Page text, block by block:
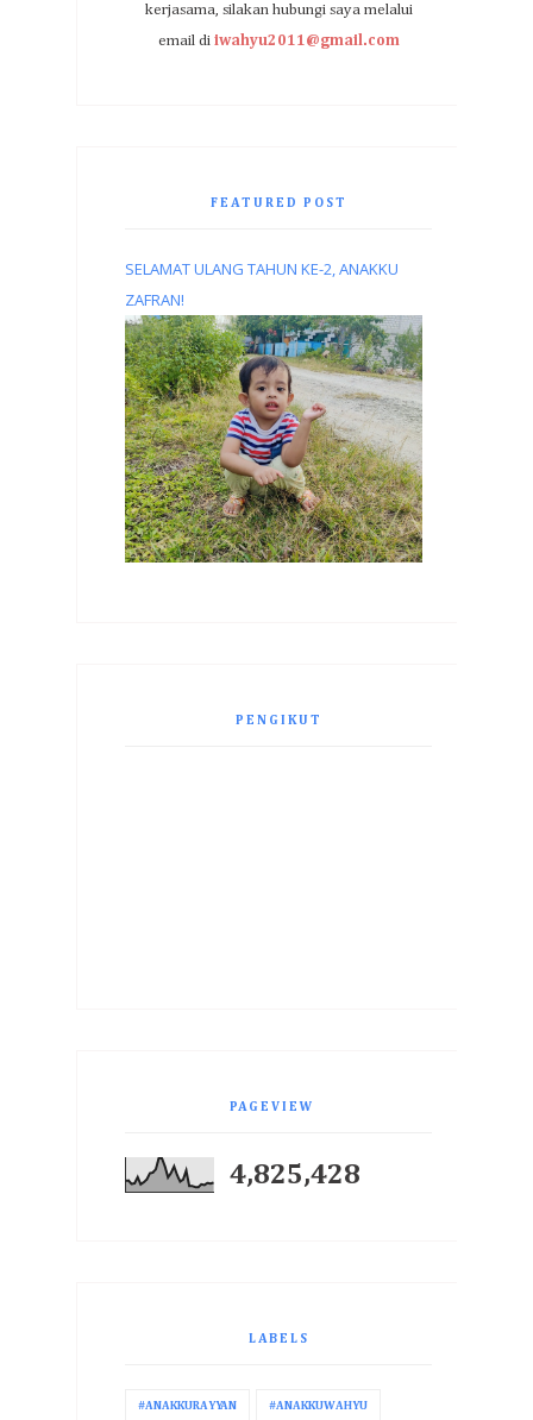
kerjasama, silakan hubungi saya melalui
email di iwahyu2011@gmail.com
FEATURED POST
SELAMAT ULANG TAHUN KE-2, ANAKKU
ZAFRAN!
PENGIKUT
PAGEVIEW
4,825,428
LABELS
#ANAKKURAYYAN #ANAKKUWAHYU